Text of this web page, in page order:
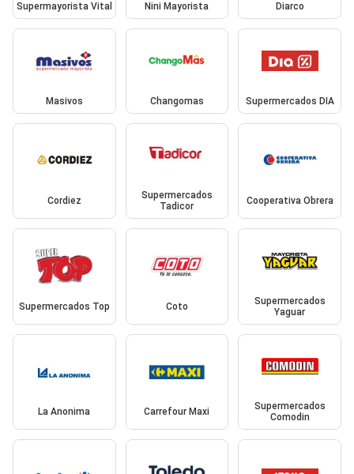
Supermayorista Vital Nini Mayorista Diarco
Masivos Changomas Supermercados DIA
Cordiez
Supermercados
Tadicor
Cooperativa Obrera
Supermercados Top Coto
Supermercados
Yaguar
La Anonima Carrefour Maxi
Supermercados
Comodin